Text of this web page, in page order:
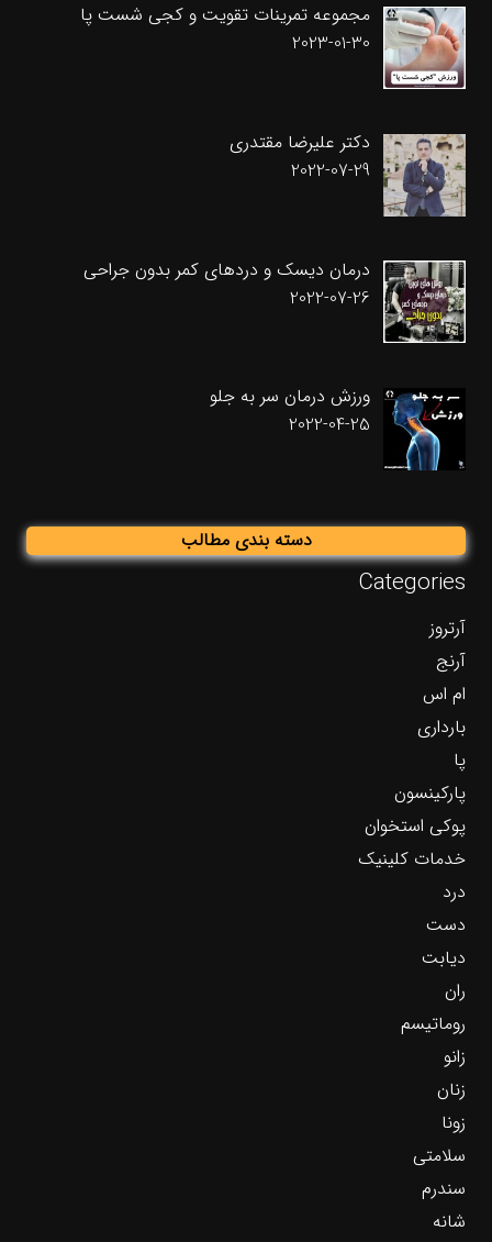
مجموعه تمرینات تقویت و کجی شست پا
2023-01-30
دکتر علیرضا مقتدری
2022-07-29
درمان دیسک و دردهای کمر بدون جراحی
2022-07-26
ورزش درمان سر به جلو
2022-04-25
دسته بندی مطالب
Categories
آرتروز
آرنج
ام اس
بارداری
پا
پارکینسون
پوکی استخوان
خدمات کلینیک
درد
دست
دیابت
ران
روماتیسم
زانو
زنان
زونا
سلامتی
سندرم
شانه